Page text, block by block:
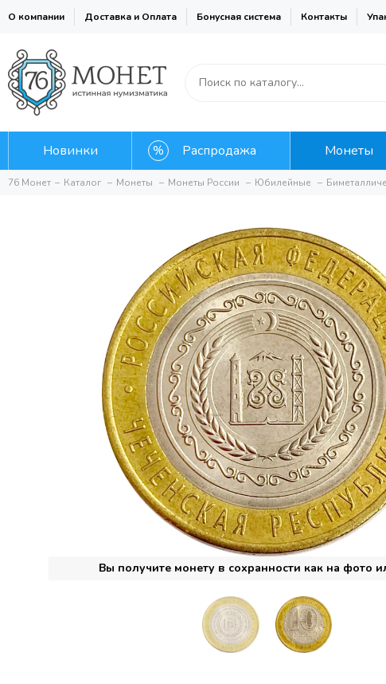
О компании Доставка и Оплата Бонусная система Контакты
Новинки Распродажа Монеты
76 Монет Каталог Монеты Монеты России Юбилейные
Вы получите монету в сохранности как на фото